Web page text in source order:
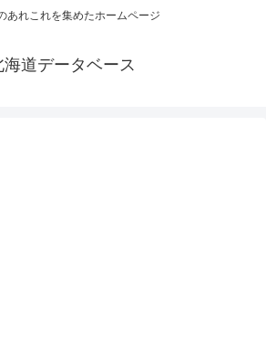
あれこれを集めたホームページ
海道データベース